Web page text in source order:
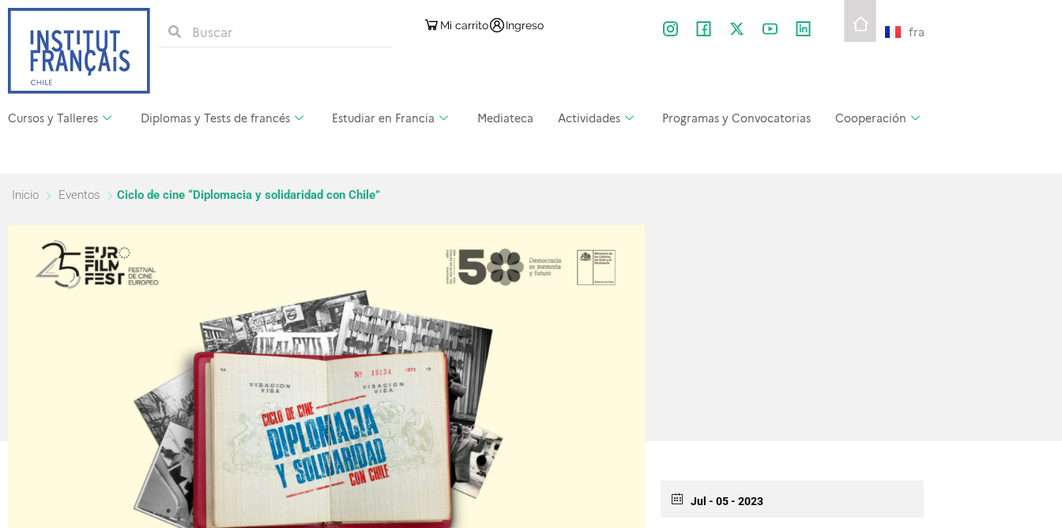
Mi carrito Ingreso fra
Cursos y Talleres Diplomas y Tests de francés Estudiar en Francia Mediateca Actividades Programas y Convocatorias Cooperación
Inicio Eventos Ciclo de cine “Diplomacia y solidaridad con Chile”
Jul - 05 - 2023